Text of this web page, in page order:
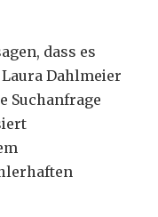
dass es
Dahlmeier
Suchanfrage